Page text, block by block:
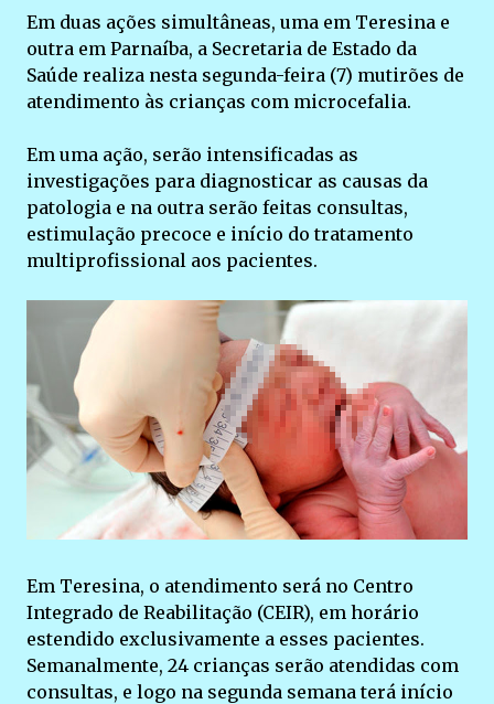
Em duas ações simultâneas, uma em Teresina e
outra em Parnaíba, a Secretaria de Estado da
Saúde realiza nesta segunda-feira (7) mutirões de
atendimento às crianças com microcefalia.
Em uma ação, serão intensificadas as
investigações para diagnosticar as causas da
patologia e na outra serão feitas consultas,
estimulação precoce e início do tratamento
multiprofissional aos pacientes.
Em Teresina, o atendimento será no Centro
Integrado de Reabilitação (CEIR), em horário
estendido exclusivamente a esses pacientes.
Semanalmente, 24 crianças serão atendidas com
consultas, e logo na segunda semana terá início